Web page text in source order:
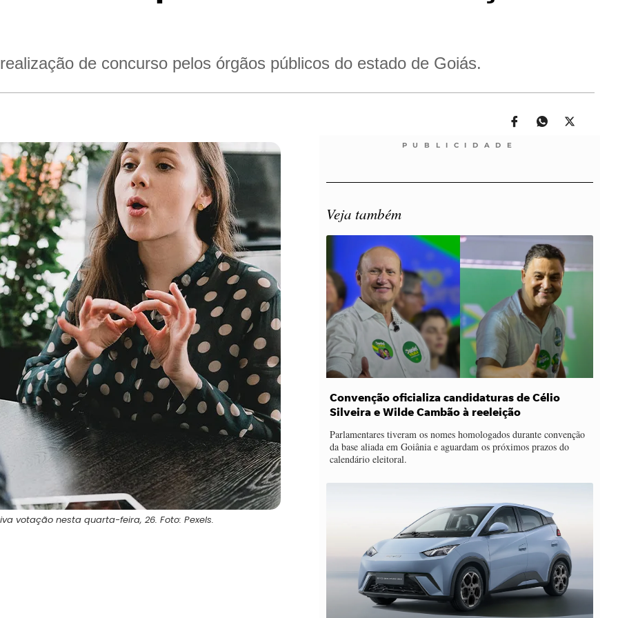
de concurso pelos órgãos públicos do estado de Goiás.
votação nesta quarta-feira, 26. Foto: Pexels.
PUBLICIDADE
Veja também
Convenção oficializa candidaturas de Célio
Silveira e Wilde Cambão à reeleição
Parlamentares tiveram os nomes homologados durante convenção
da base aliada em Goiânia e aguardam os próximos prazos do
calendário eleitoral.